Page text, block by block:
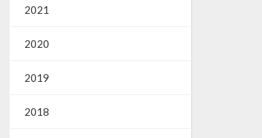
2021
2020
2019
2018